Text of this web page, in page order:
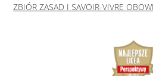
ZBIÓR ZASAD I SAVOIR-VIVRE